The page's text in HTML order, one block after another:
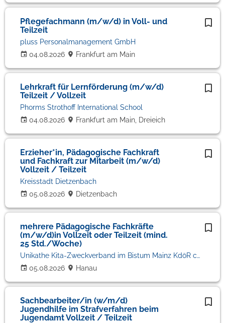
Pflegefachmann (m/w/d) in Voll- und
Teilzeit
04.08.2026
pluss Personalmanagement GmbH
Frankfurt am Main
Lehrkraft für Lernförderung (m/w/d)
Teilzeit / Vollzeit
04.08.2026
Phorms Strothoff International School
Frankfurt am Main, Dreieich
Erzieher*in, Pädagogische Fachkraft
und Fachkraft zur Mitarbeit (m/w/d)
Vollzeit / Teilzeit
05.08.2026
Kreisstadt Dietzenbach
Dietzenbach
mehrere Pädagogische Fachkräfte
(m/w/d)in Vollzeit oder Teilzeit (mind.
25 Std./Woche)
05.08.2026
Unikathe Kita-Zweckverband im Bistum Mainz KdöR c/o Kita St. Nikolaus
Hanau
Sachbearbeiter/in (w/m/d)
Jugendhilfe im Strafverfahren beim
Jugendamt Vollzeit / Teilzeit